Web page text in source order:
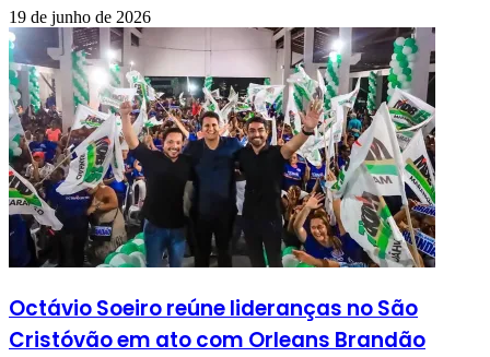
19 de junho de 2026
Octávio Soeiro reúne lideranças no São
Cristóvão em ato com Orleans Brandão